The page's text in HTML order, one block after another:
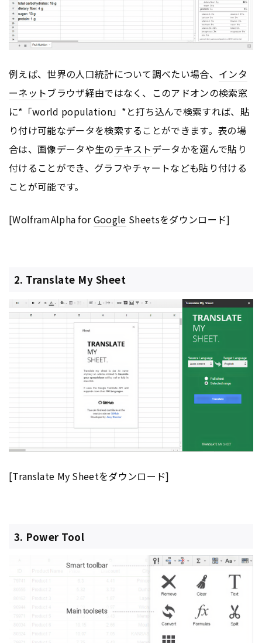
例えば、世界の人口統計について調べたい場合、 インタ
ーネットブラウザ経由ではなく、このアドオンの検索窓
に*「world population」*と打ち込んで検索すれば、貼
り付け可能なデータを検索することができます。表の場
合は、画像データや生のテキストデータかを選んで貼り
付けることができ、グラフやチャートなども貼り付ける
ことが可能です。
[WolframAlpha forGoogle Sheetsをダウンロード]
2. Translate My Sheet
[Translate My Sheetをダウンロード]
3. Power Tool